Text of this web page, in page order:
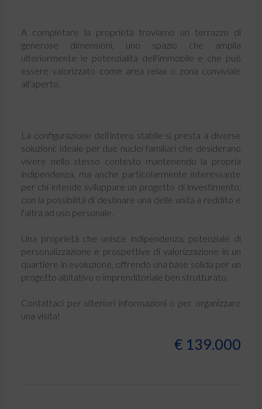
A completare la proprietà troviamo un terrazzo di
generose dimensioni, uno spazio che amplia
ulteriormente le potenzialità dell'immobile e che può
essere valorizzato come area relax o zona conviviale
all'aperto.
La configurazione dell'intero stabile si presta a diverse
soluzioni: ideale per due nuclei familiari che desiderano
vivere nello stesso contesto mantenendo la propria
indipendenza, ma anche particolarmente interessante
per chi intende sviluppare un progetto di investimento,
con la possibilità di destinare una delle unità a reddito e
l'altra ad uso personale.
Una proprietà che unisce indipendenza, potenziale di
personalizzazione e prospettive di valorizzazione in un
quartiere in evoluzione, offrendo una base solida per un
progetto abitativo o imprenditoriale ben strutturato.
Contattaci per ulteriori informazioni o per organizzare
una visita!
€ 139.000